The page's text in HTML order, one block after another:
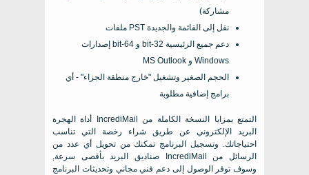
مشاركة)
نقل إلى القائمة والجديدة PST ملفات
دعم جميع الرئيسية 32-bit و 64-bit
إصدارات
Windows و MS Outlook
الحجم الصغير وتشغيل "خارج منطقة الجزاء" - أي
برامج إضافية مطلوبة
التمتع بمزايا النسخة الكاملة من IncrediMail
أداة الهجرة
البريد الإلكتروني عن طريق شراء رخصة التي تناسب
احتياجاتك. وتسجيل البرنامج تمكنك من تحويل أي عدد من
الرسائل من
IncrediMail
صناديق البريد بأقصى سرعة,
وسوف توفر الوصول إلى دعم فني مجاني وتحديثات البرنامج